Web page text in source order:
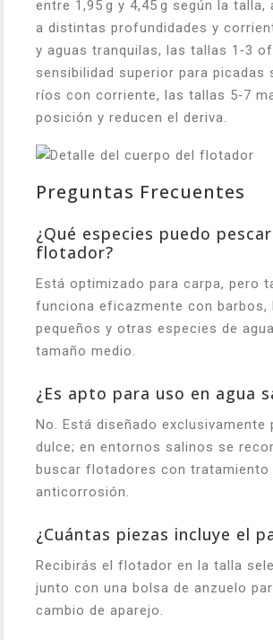
entre 1,95 g y 4,45 g según la talla,
a distintas profundidades y
y aguas tranquilas, las tallas 1‑3
sensibilidad superior para picadas
ríos con corriente, las tallas 5‑7
posición y reducen el deriva.
Preguntas Frecuentes
¿Qué especies puedo
flotador?
Está optimizado para carpa, pero
funciona eficazmente con barbos,
pequeños y otras especies de
tamaño medio.
¿Es apto para uso en agua
No. Está diseñado exclusivamente
dulce; en entornos salinos se
buscar flotadores con tratamiento
anticorrosión.
¿Cuántas piezas incluye el
Recibirás el flotador en la talla
junto con una bolsa de anzuelo
cambio de aparejo.